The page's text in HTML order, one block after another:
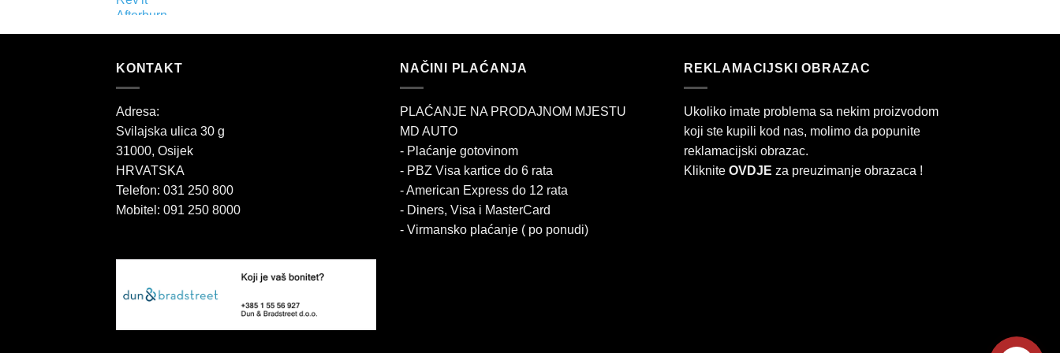
KONTAKT
Adresa:
Svilajska ulica 30 g
31000, Osijek
HRVATSKA
Telefon: 031 250 800
Mobitel: 091 250 8000
NAČINI PLAĆANJA
PLAĆANJE NA PRODAJNOM MJESTU
MD AUTO
- Plaćanje gotovinom
- PBZ Visa kartice do 6 rata
- American Express do 12 rata
- Diners, Visa i MasterCard
- Virmansko plaćanje ( po ponudi)
REKLAMACIJSKI OBRAZAC
Ukoliko imate problema sa nekim proizvodom
koji ste kupili kod nas, molimo da popunite
reklamacijski obrazac.
Kliknite OVDJE za preuzimanje obrazaca !